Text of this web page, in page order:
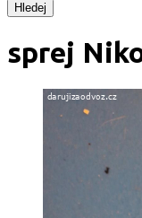
Hledej
sprej